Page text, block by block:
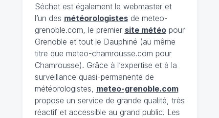
Séchet est également le webmaster et
l’un des météorologistesde meteo-
grenoble.com, le premier site météopour
Grenoble et tout le Dauphiné (au même
titre que meteo-chamrousse.com pour
Chamrousse). Grâce à l’expertise et à la
surveillance quasi-permanente de
météorologistes, meteo-grenoble.com
propose un service de grande qualité, très
réactif et accessible au grand public. Les